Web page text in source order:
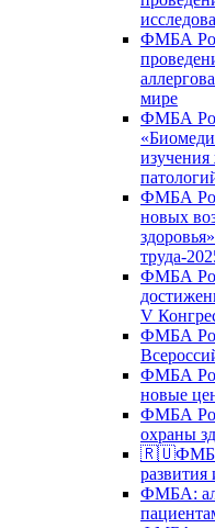
ФМБА
мире
ФМБА
ФМБА
новых
труда-
ФМБА
V
ФМБА
ФМБА
новые
ФМБА
охраны
🇷🇺ФМБА
ФМБА: